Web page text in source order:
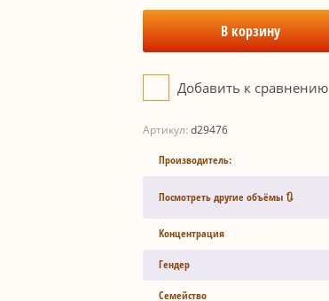
В корзину
Добавить к сравнению
Артикул: d29476
Производитель:
Посмотреть другие объёмы 🔃
Концентрация
Гендер
Семейство